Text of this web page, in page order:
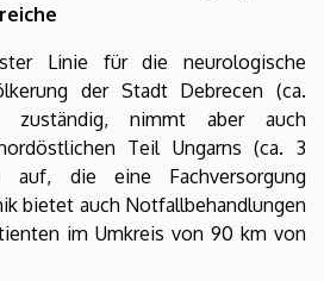
Linie für die neurologische
der Stadt Debrecen (ca.
zuständig, nimmt aber auch
Teil Ungarns (ca. 3
auf, die eine Fachversorgung
bietet auch Notfallbehandlungen
im Umkreis von 90 km von